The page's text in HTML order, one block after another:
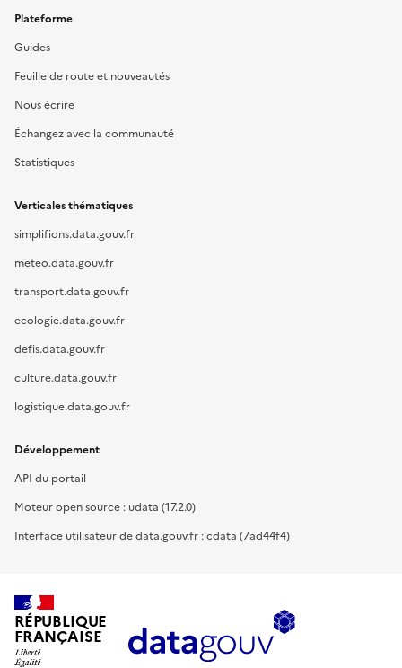
Plateforme
Guides
Feuille de route et nouveautés
Nous écrire
Échangez avec la communauté
Statistiques
Verticales thématiques
simplifions.data.gouv.fr
meteo.data.gouv.fr
transport.data.gouv.fr
ecologie.data.gouv.fr
defis.data.gouv.fr
culture.data.gouv.fr
logistique.data.gouv.fr
Développement
API du portail
Moteur open source : udata (17.2.0)
Interface utilisateur de data.gouv.fr : cdata (7ad44f4)
RÉPUBLIQUE
FRANÇAISE